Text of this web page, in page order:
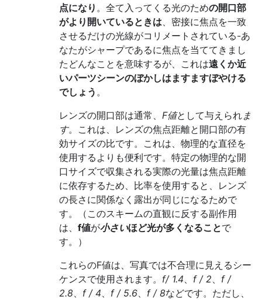
点になり 。全て入ってくる光のための開口部
がより開いているときは 、密接に焦点を一致
させるだけの光線がコリメートされている-あ
なたがシャープであるに焦点を当ててきまし
たどんなことを意味するが、これは遠くか近
いパーツシーンのぼかしはますますぼやける
でしょう 。
レンズの開口部は通常、 F値として与えられ ま
す。これは、レンズの焦点距離と開口部の有
効サイズの比です。これは、物理的な直径を
使用するよりも便利です。特定の物理的な開
口サイズで収集される実際の光量は焦点距離
に依存するため、比率を使用すると、レンズ
の長さに関係なく露出が同じになるためで
す。（このスキームの直観に反する副作用
は、 f値が小さいほど光が多くなることで
す。）
これらのF値は、写真では不合理に見えるシー
ケンスで使用されます。f/ 1.4 f / 2
f /
2.8
f / 4 f / 5.6 f / 8などです。ただし、